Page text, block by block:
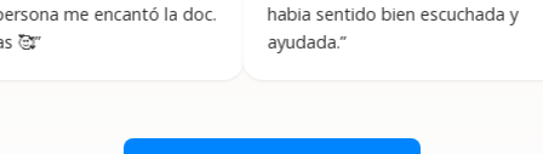
encantó la doc.
habia sentido bien escuchada y
ayudada.”